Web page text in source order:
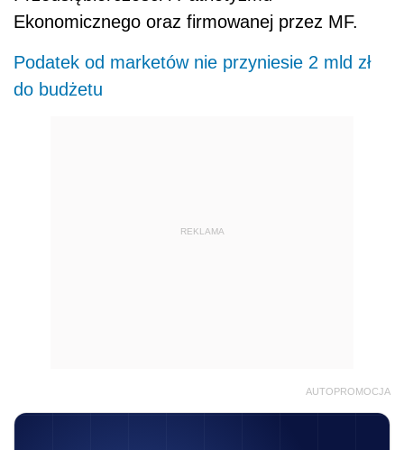
Ekonomicznego oraz firmowanej przez MF.
Podatek od marketów nie przyniesie 2 mld zł
do budżetu
REKLAMA
AUTOPROMOCJA